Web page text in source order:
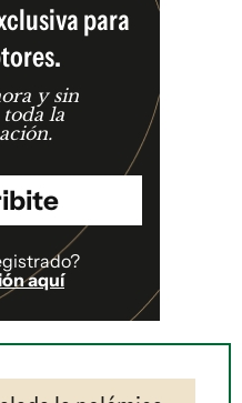
para
y sin
la
aquí